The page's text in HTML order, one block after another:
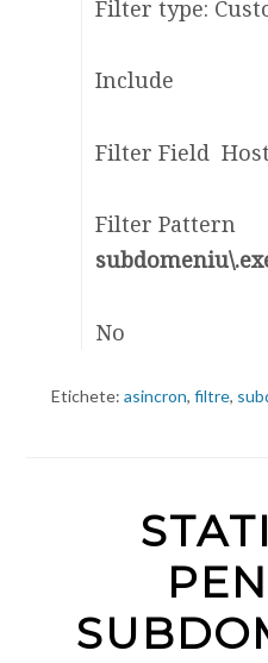
Filter type:
Include
Filter Field
Filter Pattern
No
Etichete: asincron, filtre,